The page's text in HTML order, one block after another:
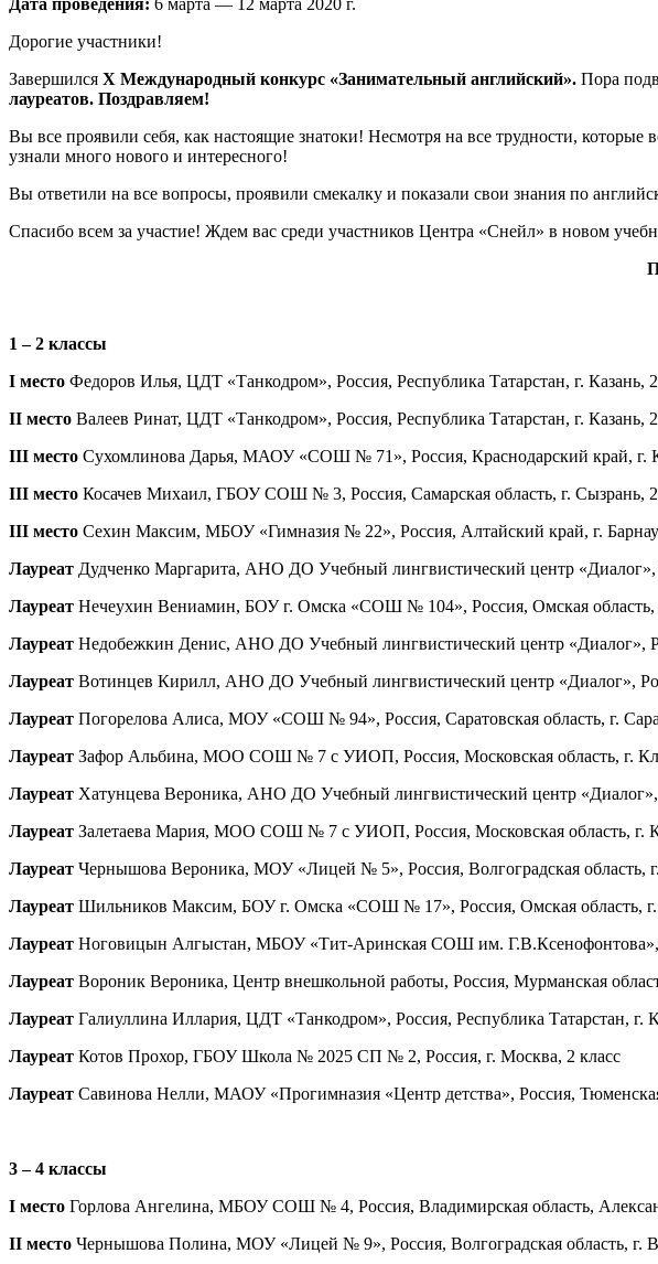
Дата проведения: 6 марта — 12 марта 2020 г.
Дорогие участники!
Завершился X Международный конкурс «Занимательный английский». Пора
лауреатов. Поздравляем!
Вы все проявили себя, как настоящие знатоки! Несмотря на все трудности,
узнали много нового и интересного!
Вы ответили на все вопросы, проявили смекалку и показали свои знания по
Спасибо всем за участие! Ждем вас среди участников Центра «Снейл» в новом
1 – 2 классы
I место Федоров Илья, ЦДТ «Танкодром», Россия, Республика Татарстан, г. Казань, 2
II место Валеев Ринат, ЦДТ «Танкодром», Россия, Республика Татарстан, г. Казань,
III место Сухомлинова Дарья, МАОУ «СОШ № 71», Россия, Краснодарский край, г.
III место Косачев Михаил, ГБОУ СОШ № 3, Россия, Самарская область, г. Сызрань, 2
III место Сехин Максим, МБОУ «Гимназия № 22», Россия, Алтайский край, г.
Лауреат Дудченко Маргарита, АНО ДО Учебный лингвистический центр «Диалог»,
Лауреат Нечеухин Вениамин, БОУ г. Омска «СОШ № 104», Россия, Омская область,
Лауреат Недобежкин Денис, АНО ДО Учебный лингвистический центр «Диалог»,
Лауреат Вотинцев Кирилл, АНО ДО Учебный лингвистический центр «Диалог»,
Лауреат Погорелова Алиса, МОУ «СОШ № 94», Россия, Саратовская область, г.
Лауреат Зафор Альбина, МОО СОШ № 7 с УИОП, Россия, Московская область, г.
Лауреат Хатунцева Вероника, АНО ДО Учебный лингвистический центр «Диалог»,
Лауреат Залетаева Мария, МОО СОШ № 7 с УИОП, Россия, Московская область, г.
Лауреат Чернышова Вероника, МОУ «Лицей № 5», Россия, Волгоградская область,
Лауреат Шильников Максим, БОУ г. Омска «СОШ № 17», Россия, Омская область, г.
Лауреат Ноговицын Алгыстан, МБОУ «Тит-Аринская СОШ им. Г.В.Ксенофонтова»,
Лауреат Вороник Вероника, Центр внешкольной работы, Россия, Мурманская
Лауреат Галиуллина Иллария, ЦДТ «Танкодром», Россия, Республика Татарстан, г.
Лауреат Котов Прохор, ГБОУ Школа № 2025 СП № 2, Россия, г. Москва, 2 класс
Лауреат Савинова Нелли, МАОУ «Прогимназия «Центр детства», Россия,
3 – 4 классы
I место Горлова Ангелина, МБОУ СОШ № 4, Россия, Владимирская область,
II место Чернышова Полина, МОУ «Лицей № 9», Россия, Волгоградская область, г.